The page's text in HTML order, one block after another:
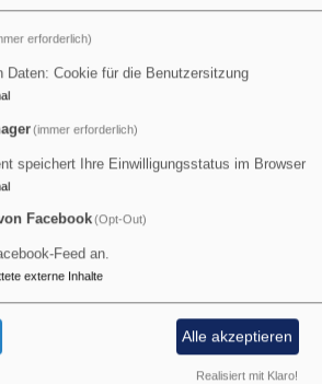
frei
verkündigt habe, ist gekommen.
auch Neues; ehe denn es sprosst,
erforderlich)
Daten: Cookie für die Benutzersitzung
(immer erforderlich)
speichert Ihre Einwilligungsstatus im Browser
Facebook(Opt-Out)
Feed an.
externe Inhalte
Alle akzeptieren
Realisiert mit Klaro!